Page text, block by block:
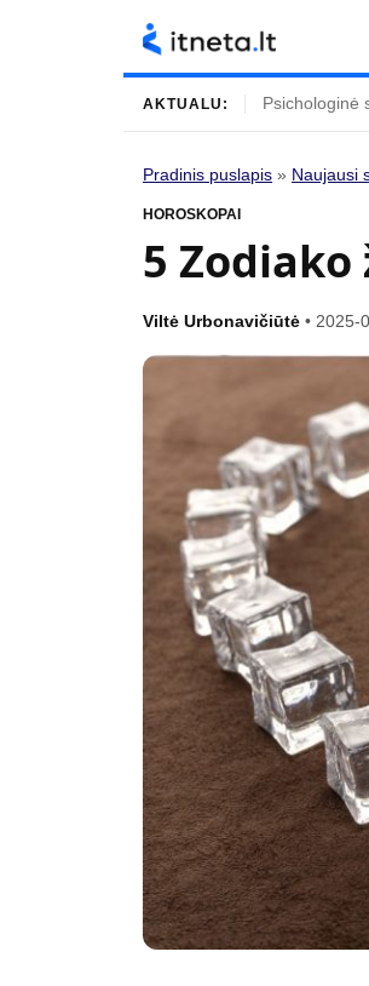
Turinys
Naujausi straipsniai
Namai ir interjeras
AKTUALU: Psichologinė
Pradinis puslapis » Naujausi
HOROSKOPAI
5
Viltė Urbonavičiūtė • 2025-